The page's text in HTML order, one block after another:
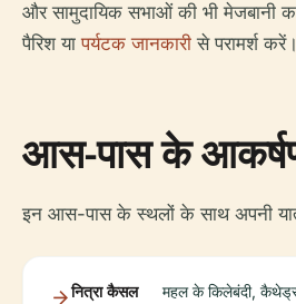
और सामुदायिक सभाओं की भी मेजबानी
पैरिश यापर्यटक जानकारी से परामर्श करें।
आस-पास के
इन आस-पास के स्थलों के साथ अपनी
नित्रा कैसल
महल के किलेबंदी,